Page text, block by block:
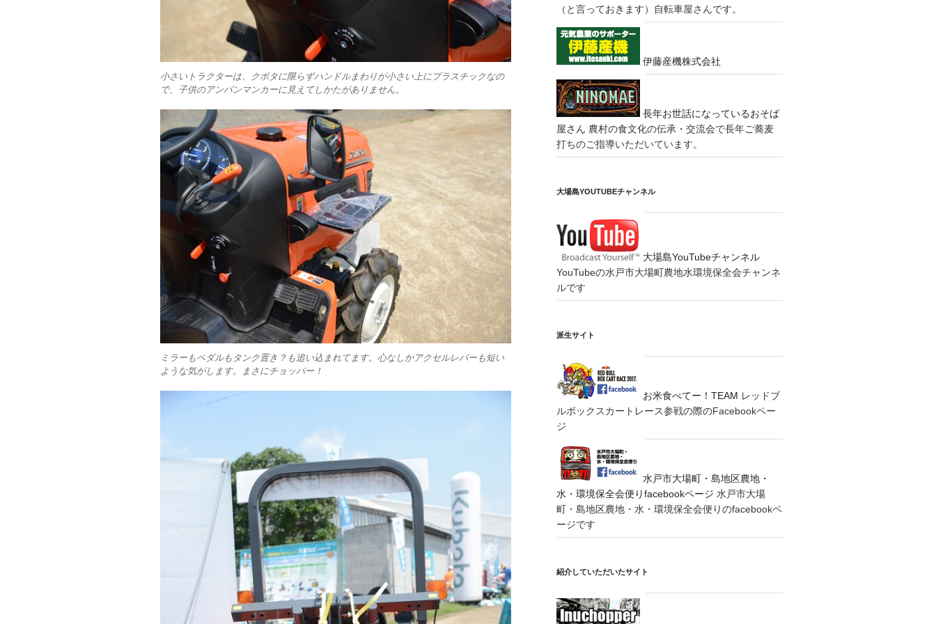
小さいトラクターは、クボタに限らずハンドルまわりが小さい上にプラスチックなの
で、子供のアンパンマンカーに見えてしかたがありません。
ミラーもペダルもタンク置き？も追い込まれてます。心なしかアクセルレバーも短い
ような気がします。まさにチョッパー！
（と言っておきます）自転車屋さんです。
伊藤産機株式会社
長年お世話になっているおそば
屋さん 農村の食文化の伝承・交流会で長年ご蕎麦
打ちのご指導いただいています。
大場島YOUTUBEチャンネル
大場島YouTubeチャンネル
YouTubeの水戸市大場町農地水環境保全会チャンネ
ルです
派生サイト
お米食べてー！TEAM レッドブ
ルボックスカートレース参戦の際のFacebookペー
ジ
水戸市大場町・島地区農地・
水・環境保全会便りfacebookページ 水戸市大場
町・島地区農地・水・環境保全会便りのfacebookペ
ージです
紹介していただいたサイト